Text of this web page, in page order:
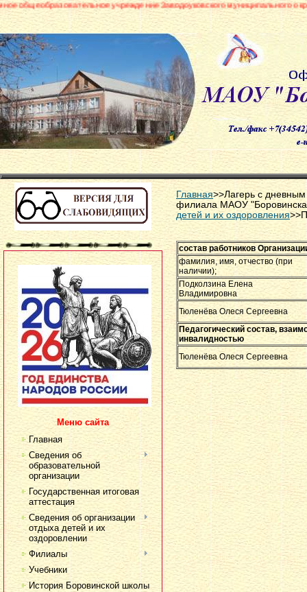
учреждение Заводоуковского муниципального округа
Меню сайта
Главная
Сведения об
образовательной
организации
Государственная итоговая
аттестация
Сведения об организации
отдыха детей и их
оздоровлении
Филиалы
Учебники
История Боровинской школы
Главная>>Лагерь с
филиала МАОУ
детей и их оздоровления
состав работников
фамилия, имя, отчество (при
наличии);
Подколзина Елена
Владимировна
Тюленёва Олеся Сергеевна
Педагогический состав,
инвалидностью
Тюленёва Олеся Сергеевна